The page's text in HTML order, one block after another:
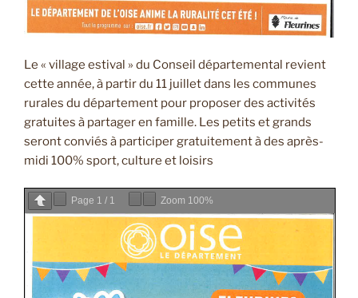
Le « village estival » du Conseil départemental revient
cette année, à partir du 11 juillet dans les communes
rurales du département pour proposer des activités
gratuites à partager en famille. Les petits et grands
seront conviés à participer gratuitement à des après-
midi 100% sport, culture et loisirs
Page 1 / 1 Zoom 100%